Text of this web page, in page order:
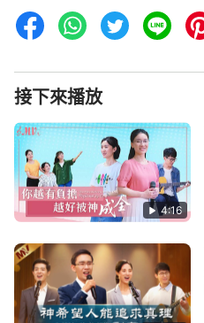
你若願意盡心來讚美
真心讚美靈就得釋放
全心讚美神就有享受
們。
二
弟兄姊妹快來讚美神
讚美神的人蒙神祝福
接下來播放
4:16